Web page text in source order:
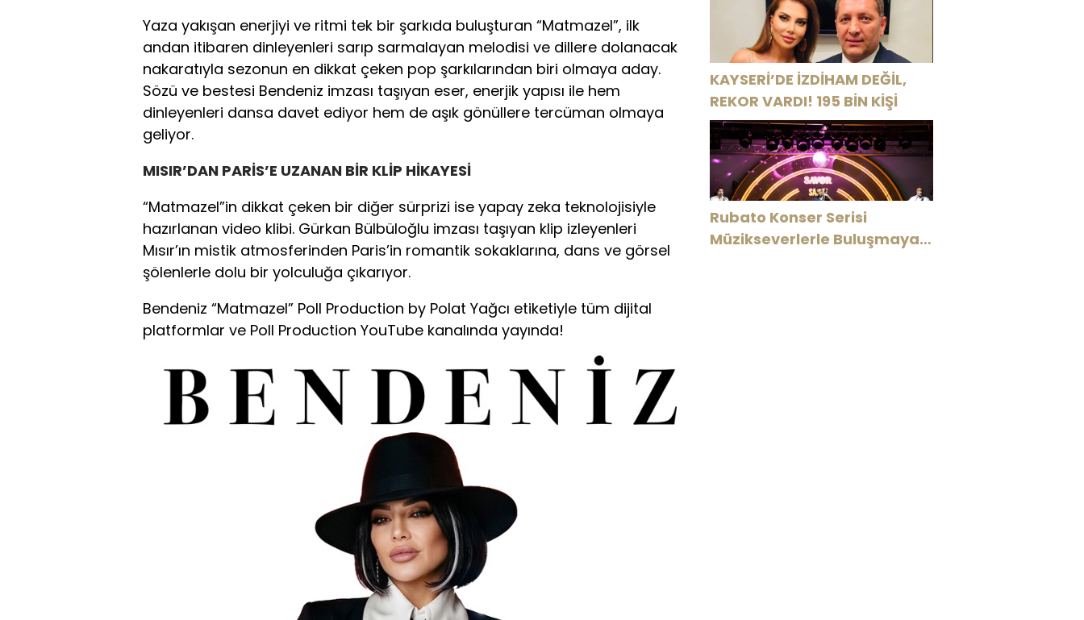
Yaza yakışan enerjiyi ve ritmi tek bir şarkıda buluşturan “Matmazel”, ilk
andan itibaren dinleyenleri sarıp sarmalayan melodisi ve dillere dolanacak
nakaratıyla sezonun en dikkat çeken pop şarkılarından biri olmaya aday.
Sözü ve bestesi Bendeniz imzası taşıyan eser, enerjik yapısı ile hem
dinleyenleri dansa davet ediyor hem de aşık gönüllere tercüman olmaya
geliyor.
MISIR’DAN PARİS’E UZANAN BİR KLİP HİKAYESİ
“Matmazel”in dikkat çeken bir diğer sürprizi ise yapay zeka teknolojisiyle
hazırlanan video klibi. Gürkan Bülbüloğlu imzası taşıyan klip izleyenleri
Mısır’ın mistik atmosferinden Paris’in romantik sokaklarına, dans ve görsel
şölenlerle dolu bir yolculuğa çıkarıyor.
Bendeniz “Matmazel” Poll Production by Polat Yağcı etiketiyle tüm dijital
platformlar ve Poll Production YouTube kanalında yayında!
KAYSERİ’DE İZDİHAM DEĞİL,
REKOR VARDI! 195 BİN KİŞİ
Rubato Konser Serisi
Müzikseverlerle Buluşmaya